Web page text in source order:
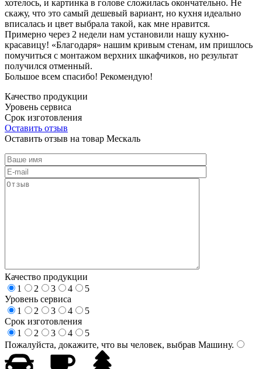
хотелось, и картинка в голове сложилась окончательно. Не
скажу, что это самый дешевый вариант, но кухня идеально
вписалась и цвет выбрала такой, как мне нравится.
Примерно через 2 недели нам установили нашу кухню-
красавицу! «Благодаря» нашим кривым стенам, им пришлось
помучиться с монтажом верхних шкафчиков, но результат
получился отменный.
Большое всем спасибо! Рекомендую!
Качество продукции
Уровень сервиса
Срок изготовления
Оставить отзыв
Оставить отзыв на товар Мескаль
Качество продукции
1
2 3 4
5
Уровень сервиса
1
2 3 4
5
Срок изготовления
1
2 3 4
5
Пожалуйста, докажите, что вы человек, выбрав Машину.